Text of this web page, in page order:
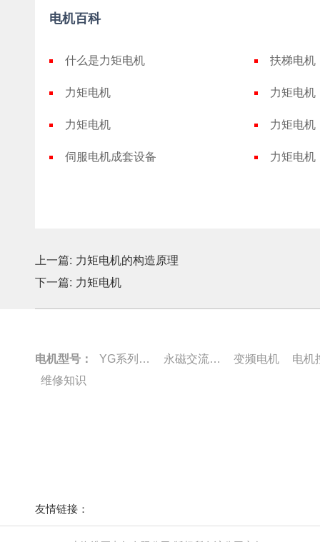
电机百科
什么是力矩电机 扶梯电机
力矩电机 力矩电机
力矩电机 力矩电机
伺服电机成套设备 力矩电机
上一篇: 力矩电机的构造原理
下一篇: 力矩电机
电机型号： YG系列电机 永磁交流伺服电动机 变频电机
电机
维修知识
友情链接：